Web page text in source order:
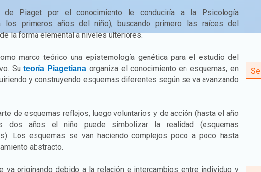
de Piaget por el conocimiento le conduciría a la Psicología
los primeros años del niño), buscando primero las raíces del
la forma elemental a niveles ulteriores.
marco teórico una epistemología genética para el estudio del
Suteoría Piagetiana organiza el conocimiento en esquemas, en
y construyendo esquemas diferentes según se va avanzando
de esquemas reflejos, luego voluntarios y de acción (hasta el año
dos años el niño puede simbolizar la realidad (esquemas
Los esquemas se van haciendo complejos poco a poco hasta
abstracto.
va originando debido a la relación e intercambios entre individuo y